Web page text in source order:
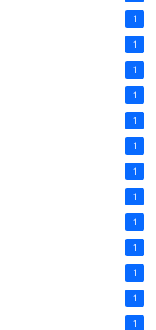
1
1
1
1
1
1
1
1
1
1
1
1
1